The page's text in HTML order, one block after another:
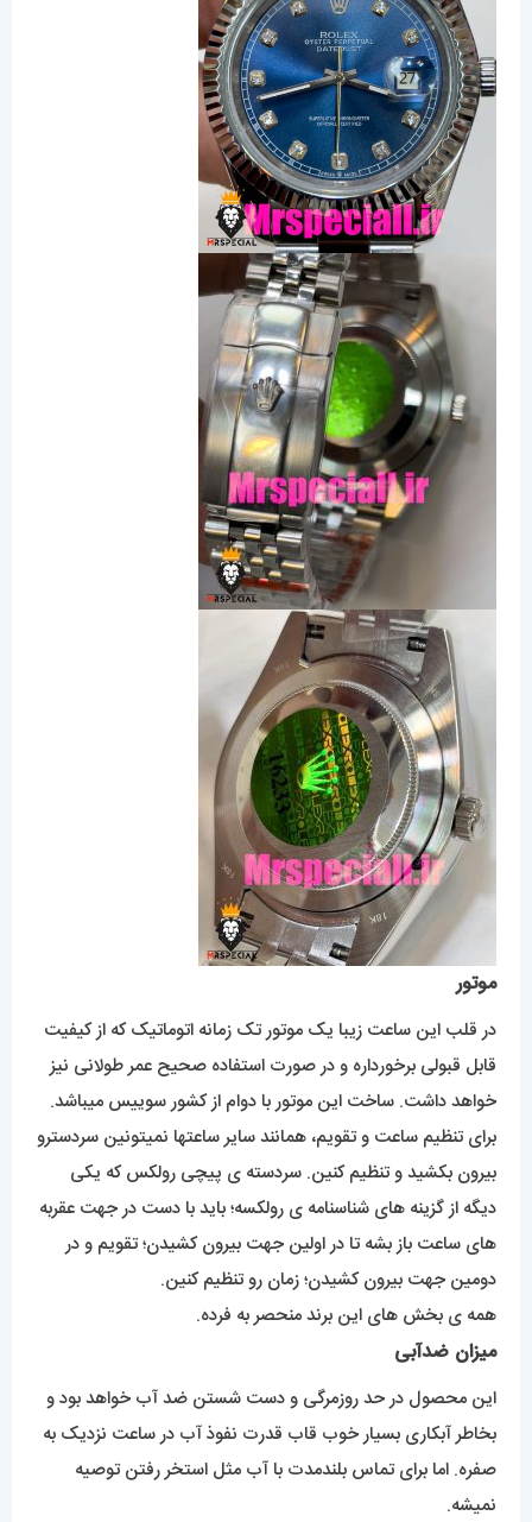
موتور
در قلب این ساعت زیبا یک موتور تک زمانه اتوماتیک که از کیفیت
قابل قبولی برخورداره و در صورت استفاده صحیح عمر طولانی نیز
خواهد داشت. ساخت این موتور با دوام از کشور سوییس میباشد.
برای تنظیم ساعت و تقویم، همانند سایر ساعتها نمیتونین سردسترو
بیرون بکشید و تنظیم کنین. سردسته ی پیچی رولکس که یکی
دیگه از گزینه های شناسنامه ی رولکسه؛ باید با دست در جهت عقربه
های ساعت باز بشه تا در اولین جهت بیرون کشیدن؛ تقویم و در
دومین جهت بیرون کشیدن؛ زمان رو تنظیم کنین.
همه ی بخش های این برند منحصر به فرده.
میزان ضدآبی
این محصول در حد روزمرگی و دست شستن ضد آب خواهد بود و
بخاطر آبکاری بسیار خوب قاب قدرت نفوذ آب در ساعت نزدیک به
صفره. اما برای تماس بلندمدت با آب مثل استخر رفتن توصیه
نمیشه.